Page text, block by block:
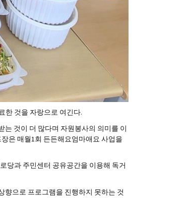
한 것을 자랑으로 여긴다.
것이 더 많다며 자원봉사의 의미를 이
은 매월1회 든든해요엄마애요 사업을
당과 주민센터 공유공간을 이용해 독거
향으로 프로그램을 진행하지 못하는 것